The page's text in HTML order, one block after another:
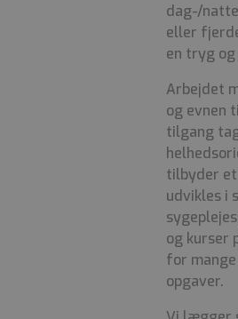
dag-/
eller
en tryg
Arbejdet
og evnen
tilgang
tilbyder et
udvikles i
og kurser
for
opgaver.